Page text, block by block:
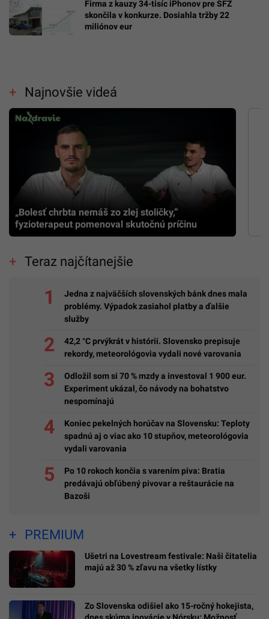
Firma z kauzy 34-tisíc iPhonov pre SFZ
skončila v konkurze. Dosiahla tržby 22
miliónov eur
Najnovšie videá
„Bolesť chrbta nemáš zo zlej stoličky,”
fyzioterapeut pomenoval skutočnú príčinu
Teraz najčítanejšie
Jedna z najväčších slovenských bánk dnes mala
problémy. Výpadok zasiahol platby a ďalšie
služby
42,2 °C prvýkrát v histórii. Slovensko prepisuje
rekordy, meteorológovia vydali nové varovania
Odložil som si 70 % mzdy a investoval 1 900 eur.
Experiment ukázal, čo návody na bohatstvo
nespomínajú
Koniec pekelných horúčav na Slovensku: Teploty
spadnú aj o viac ako 10 stupňov, meteorológovia
vydali varovania
Po 10 rokoch končia s varením piva: Bratia
predávajú obľúbený pivovar a reštaurácie na
Bazoši
PREMIUM
Ušetri na Lovestream festivale: Naši čitatelia
majú až 30 % zľavu na všetky lístky
Zo Slovenska odišiel ako 15-ročný hokejista,
dnes skúma inovácie v Nórsku: Možnosť